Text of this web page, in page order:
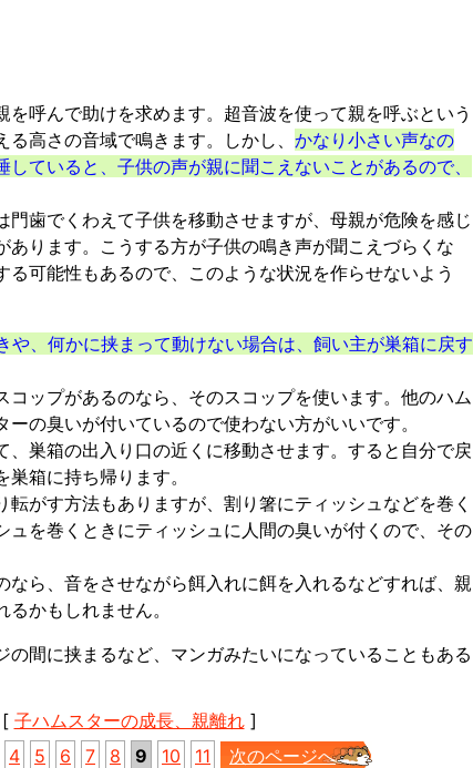
呼んで助けを求めます。超音波を使って親を呼ぶという
高さの音域で鳴きます。しかし、 かなり小さい声なの
ていると、子供の声が親に聞こえないことがあるので、
歯でくわえて子供を移動させますが、母親が危険を感じ
ります。こうする方が子供の鳴き声が聞こえづらくな
可能性もあるので、このような状況を作らせないよう
や、何かに挟まって動けない場合は、飼い主が巣箱に戻す
ップがあるのなら、そのスコップを使います。他のハム
の臭いが付いているので使わない方がいいです。
巣箱の出入り口の近くに移動させます。すると自分で戻
箱に持ち帰ります。
がす方法もありますが、割り箸にティッシュなどを巻く
ュを巻くときにティッシュに人間の臭いが付くので、その
なら、音をさせながら餌入れに餌を入れるなどすれば、親
かもしれません。
間に挟まるなど、マンガみたいになっていることもある
[ 子ハムスターの成長、親離れ]
4 5 6 7 8 9 10 11 次のページへ